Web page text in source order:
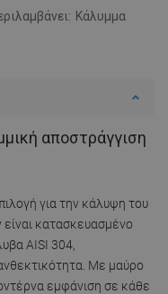
Κάλυμμα
αποστράγγιση
για την κάλυψη του
κατασκευασμένο
AISI 304,
Με μαύρο
εμφάνιση σε κάθε